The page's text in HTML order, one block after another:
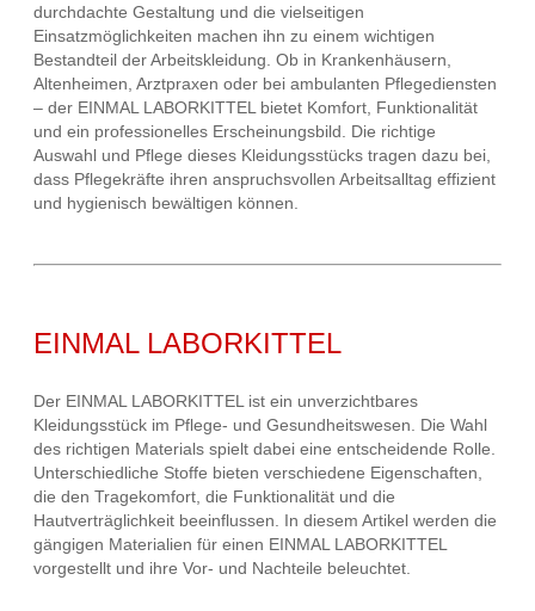
durchdachte Gestaltung und die vielseitigen
Einsatzmöglichkeiten machen ihn zu einem wichtigen
Bestandteil der Arbeitskleidung. Ob in Krankenhäusern,
Altenheimen, Arztpraxen oder bei ambulanten Pflegediensten
– der EINMAL LABORKITTEL bietet Komfort, Funktionalität
und ein professionelles Erscheinungsbild. Die richtige
Auswahl und Pflege dieses Kleidungsstücks tragen dazu bei,
dass Pflegekräfte ihren anspruchsvollen Arbeitsalltag effizient
und hygienisch bewältigen können.
EINMAL LABORKITTEL
Der EINMAL LABORKITTEL ist ein unverzichtbares
Kleidungsstück im Pflege- und Gesundheitswesen. Die Wahl
des richtigen Materials spielt dabei eine entscheidende Rolle.
Unterschiedliche Stoffe bieten verschiedene Eigenschaften,
die den Tragekomfort, die Funktionalität und die
Hautverträglichkeit beeinflussen. In diesem Artikel werden die
gängigen Materialien für einen EINMAL LABORKITTEL
vorgestellt und ihre Vor- und Nachteile beleuchtet.